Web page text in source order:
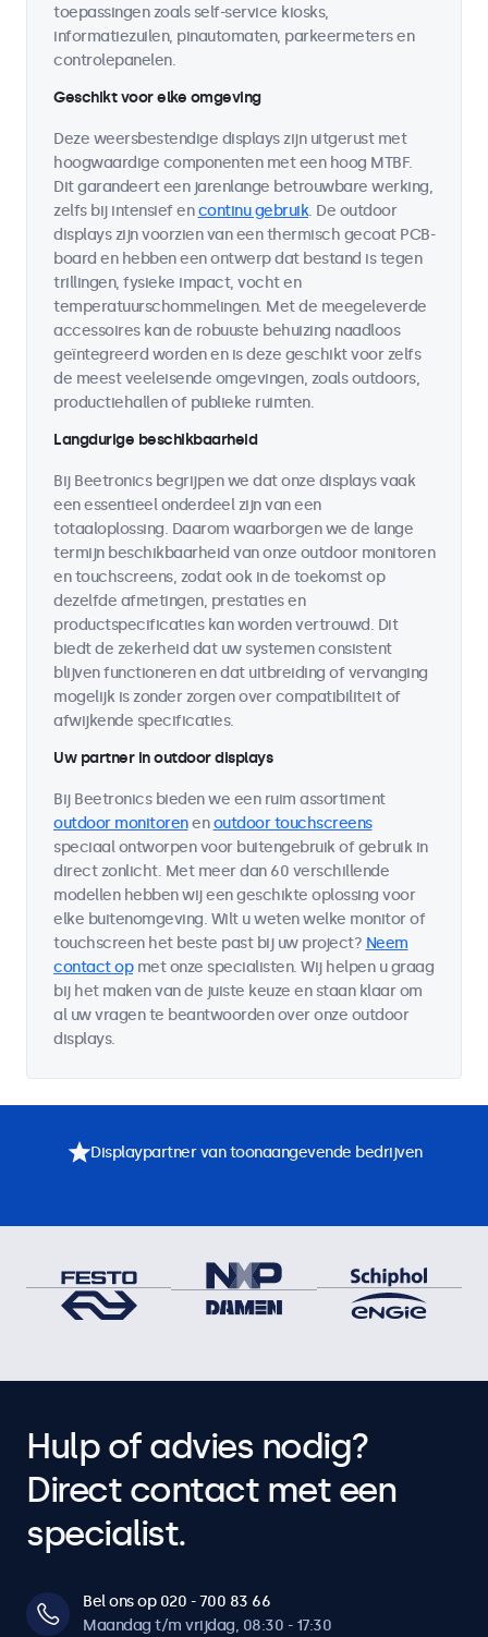
toepassingen zoals self-service kiosks,
informatiezuilen, pinautomaten, parkeermeters en
controlepanelen.
Geschikt voor elke omgeving
Deze weersbestendige displays zijn uitgerust met
hoogwaardige componenten met een hoog MTBF.
Dit garandeert een jarenlange betrouwbare werking,
zelfs bij intensief encontinu gebruik. De outdoor
displays zijn voorzien van een thermisch gecoat PCB-
board en hebben een ontwerp dat bestand is tegen
trillingen, fysieke impact, vocht en
temperatuurschommelingen. Met de meegeleverde
accessoires kan de robuuste behuizing naadloos
geïntegreerd worden en is deze geschikt voor zelfs
de meest veeleisende omgevingen, zoals outdoors,
productiehallen of publieke ruimten.
Langdurige beschikbaarheid
Bij Beetronics begrijpen we dat onze displays vaak
een essentieel onderdeel zijn van een
totaaloplossing. Daarom waarborgen we de lange
termijn beschikbaarheid van onze outdoor monitoren
en touchscreens, zodat ook in de toekomst op
dezelfde afmetingen, prestaties en
productspecificaties kan worden vertrouwd. Dit
biedt de zekerheid dat uw systemen consistent
blijven functioneren en dat uitbreiding of vervanging
mogelijk is zonder zorgen over compatibiliteit of
afwijkende specificaties.
Uw partner in outdoor displays
Bij Beetronics bieden we een ruim assortiment
outdoor monitorenenoutdoor touchscreens
speciaal ontworpen voor buitengebruik of gebruik in
direct zonlicht. Met meer dan 60 verschillende
modellen hebben wij een geschikte oplossing voor
elke buitenomgeving. Wilt u weten welke monitor of
touchscreen het beste past bij uw project? Neem
contact opmet onze specialisten. Wij helpen u graag
bij het maken van de juiste keuze en staan klaar om
al uw vragen te beantwoorden over onze outdoor
displays.
Displaypartner van toonaangevende bedrijven
Hulp of advies nodig?
Direct contact met een
specialist.
Bel ons op 020 - 700 83 66
Maandag t/m vrijdag, 08:30 - 17:30